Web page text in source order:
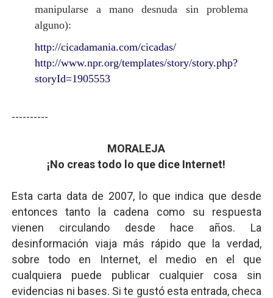
manipularse a mano desnuda sin problema
alguno):
http://cicadamania.com/cicadas/
http://www.npr.org/templates/story/story.php?
storyId=1905553
----------
MORALEJA
¡No creas todo lo que dice Internet!
Esta carta data de 2007, lo que indica que desde
entonces tanto la cadena como su respuesta
vienen circulando desde hace años. La
desinformación viaja más rápido que la verdad,
sobre todo en Internet, el medio en el que
cualquiera puede publicar cualquier cosa sin
evidencias ni bases. Si te gustó esta entrada, checa